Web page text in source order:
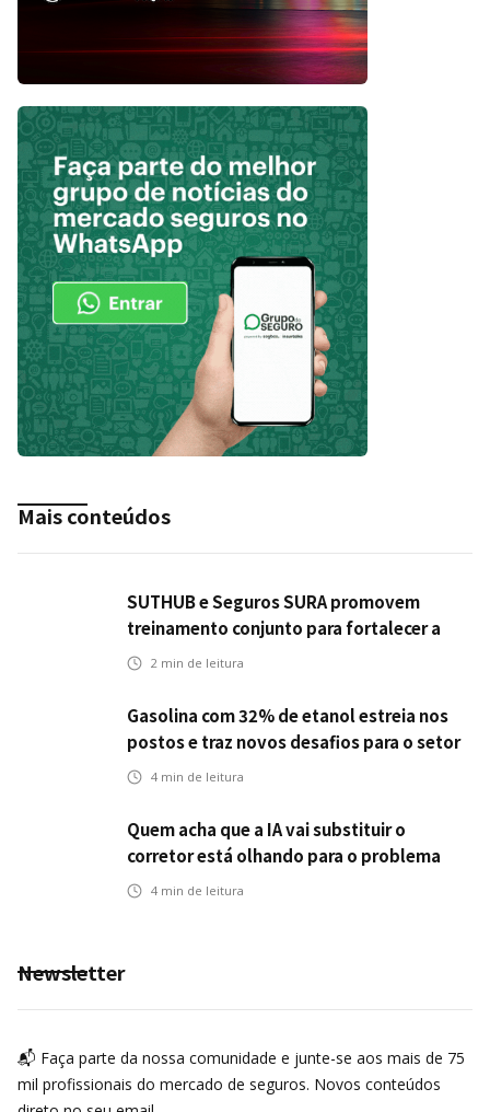
Mais conteúdos
SUTHUB e Seguros SURA promovem
treinamento conjunto para fortalecer a
operação comercial do Seguro Mobilidade
2 min de leitura
Gasolina com 32% de etanol estreia nos
postos e traz novos desafios para o setor
de seguros automotivos
4 min de leitura
Quem acha que a IA vai substituir o
corretor está olhando para o problema
errado
4 min de leitura
Newsletter
📬 Faça parte da nossa comunidade e junte-se aos mais de 75
mil profissionais do mercado de seguros. Novos conteúdos